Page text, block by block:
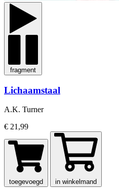
fragment
Lichaamstaal
A.K. Turner
€ 21,99
toegevoegd in winkelmand